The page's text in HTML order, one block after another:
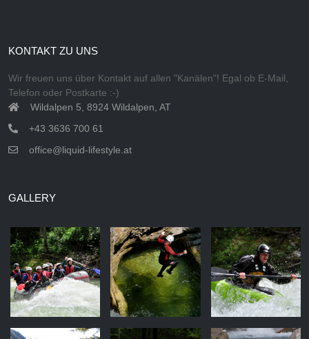
KONTAKT ZU UNS
Wir freuen uns über Kontakt auf allen "Kanälen"! Egal ob E-Mail,
Telefon oder Postkarte :-)
Wildalpen 5, 8924 Wildalpen, AT
+43 3636 700 61
office@liquid-lifestyle.at
GALLERY